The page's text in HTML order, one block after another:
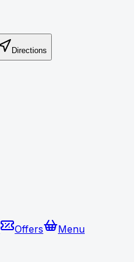
Directions
Offers
Menu